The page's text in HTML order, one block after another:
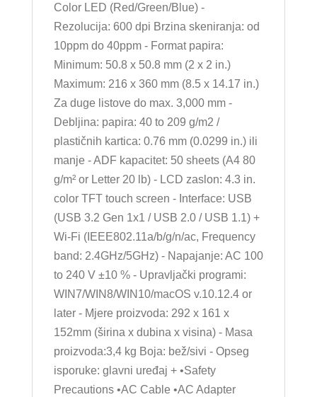
Color LED (Red/Green/Blue) -
Rezolucija: 600 dpi Brzina skeniranja: od
10ppm do 40ppm - Format papira:
Minimum: 50.8 x 50.8 mm (2 x 2 in.)
Maximum: 216 x 360 mm (8.5 x 14.17 in.)
Za duge listove do max. 3,000 mm -
Debljina: papira: 40 to 209 g/m2 /
plastičnih kartica: 0.76 mm (0.0299 in.) ili
manje - ADF kapacitet: 50 sheets (A4 80
g/m² or Letter 20 lb) - LCD zaslon: 4.3 in.
color TFT touch screen - Interface: USB
(USB 3.2 Gen 1x1 / USB 2.0 / USB 1.1) +
Wi-Fi (IEEE802.11a/b/g/n/ac, Frequency
band: 2.4GHz/5GHz) - Napajanje: AC 100
to 240 V ±10 % - Upravljački programi:
WIN7/WIN8/WIN10/macOS v.10.12.4 or
later - Mjere proizvoda: 292 x 161 x
152mm (širina x dubina x visina) - Masa
proizvoda:3,4 kg Boja: bež/sivi - Opseg
isporuke: glavni uređaj + •Safety
Precautions •AC Cable •AC Adapter